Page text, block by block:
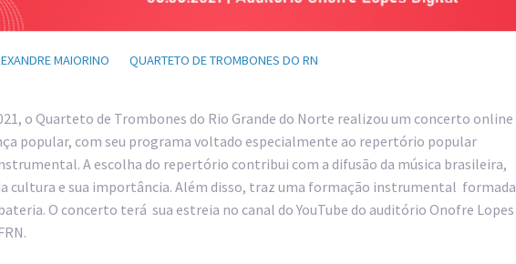
MAIORINO QUARTETO DE TROMBONES DO RN
o Quarteto de Trombones do Rio Grande do Norte realizou um concerto online
popular, com seu programa voltado especialmente ao repertório popular
A escolha do repertório contribui com a difusão da música brasileira,
cultura e sua importância. Além disso, traz uma formação instrumental formada
O concerto terá sua estreia no canal do YouTube do auditório Onofre Lopes